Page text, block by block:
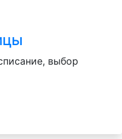
выбор